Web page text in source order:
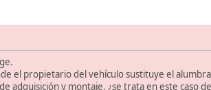
el propietario del vehículo sustituye el
adquisición y montaje, ¿se trata en este caso